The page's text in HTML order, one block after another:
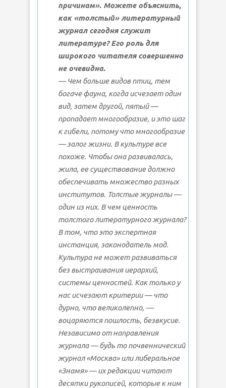
причинам». Можете объяснить,
как «толстый» литературный
журнал сегодня служит
литературе? Его роль для
широкого читателя совершенно
не очевидна.
— Чем больше видов птиц, тем
богаче фауна, когда исчезает один
вид, затем другой, пятый —
пропадает многообразие, и это шаг
к гибели, потому что многообразие
— залог жизни. В культуре все
похоже. Чтобы она развивалась,
жила, ее существование должно
обеспечивать множество разных
институтов. Толстые журналы —
один из них. В чем ценность
толстого литературного журнала?
В том, что это экспертная
инстанция, законодатель мод.
Культура не может развиваться
без выстраивания иерархий,
системы ценностей. Как только у
нас исчезают критерии — что
дурно, что великолепно, —
воцаряются пошлость, безвкусие.
Независимо от направления
журнала — будь то почвеннический
журнал «Москва» или либеральное
«Знамя» — их редакции читают
десятки рукописей, которые к ним